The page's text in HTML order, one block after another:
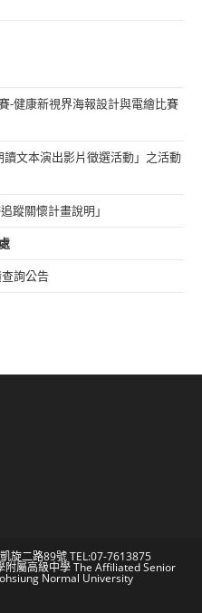
-健康新視界海報設計與電繪比賽
文本演出影片徵選活動」之活動
蹤關懷計畫說明」
詢公告
旋二路89號 TEL:07-7613875
屬高級中學 The Affiliated Senior
Normal University